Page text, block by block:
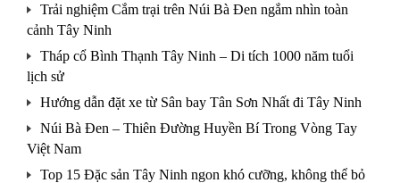
Trải nghiệm Cắm trại trên Núi Bà Đen ngắm nhìn toàn
cảnh Tây Ninh
Tháp cổ Bình Thạnh Tây Ninh – Di tích 1000 năm tuổi
lịch sử
Hướng dẫn đặt xe từ Sân bay Tân Sơn Nhất đi Tây Ninh
Núi Bà Đen – Thiên Đường Huyền Bí Trong Vòng Tay
Việt Nam
Top 15 Đặc sản Tây Ninh ngon khó cưỡng, không thể bỏ